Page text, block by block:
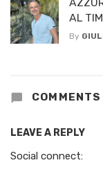
AL
By
COMMENTS
LEAVE A REPLY
Social connect: